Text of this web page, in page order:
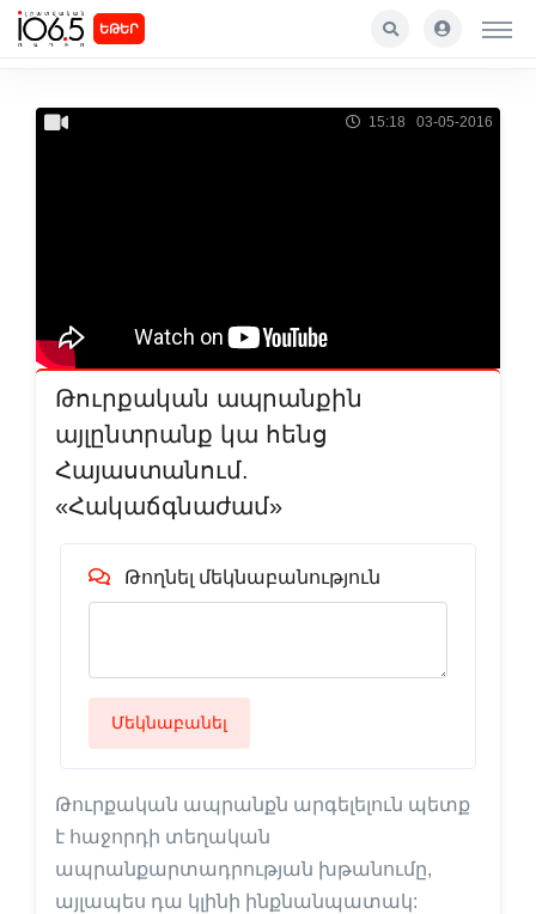
ԵԹԵՐ
15:18 03-05-2016
Թուրքական ապրանքին
այլընտրանք կա հենց
Հայաստանում.
«Հակաճգնաժամ»
Թողնել մեկնաբանություն
Մեկնաբանել
Թուրքական ապրանքն արգելելուն պետք
է հաջորդի տեղական
ապրանքարտադրության խթանումը,
այլապես դա կլինի ինքնանպատակ: